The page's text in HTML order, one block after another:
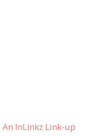
An InLinkz Link-up